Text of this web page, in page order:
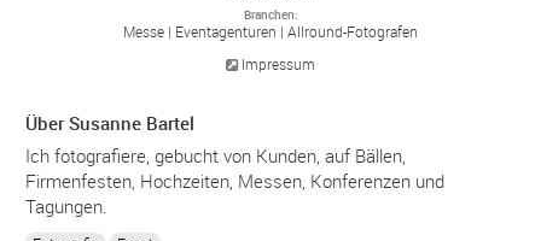
Branchen
Messe Eventagenturen Allround-Fotografen
Impressum
Über Susanne Bartel
Ich fotografiere, gebucht von Kunden, auf Bällen,
Firmenfesten, Hochzeiten, Messen, Konferenzen und
Tagungen.